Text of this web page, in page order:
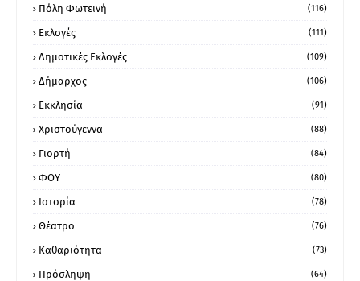
Πόλη Φωτεινή (116)
Εκλογές (111)
Δημοτικές Εκλογές (109)
Δήμαρχος (106)
Εκκλησία (91)
Χριστούγεννα (88)
Γιορτή (84)
ΦΟΥ (80)
Ιστορία (78)
Θέατρο (76)
Καθαριότητα (73)
Πρόσληψη (64)